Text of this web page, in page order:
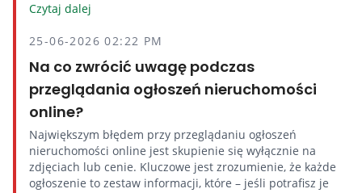
Czytaj dalej
25-06-2026 02:22 PM
Na co zwrócić uwagę podczas
przeglądania ogłoszeń nieruchomości
online?
Największym błędem przy przeglądaniu ogłoszeń
nieruchomości online jest skupienie się wyłącznie na
zdjęciach lub cenie. Kluczowe jest zrozumienie, że każde
ogłoszenie to zestaw informacji, które – jeśli potrafisz je